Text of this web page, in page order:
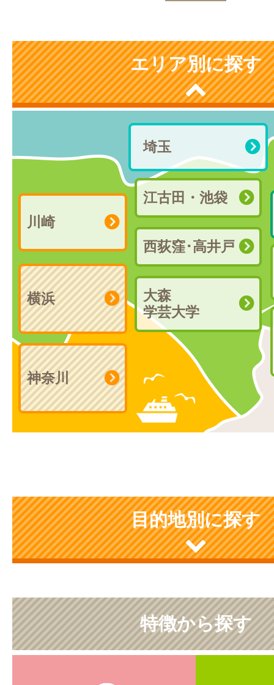
エリア別に探す
埼玉
神奈川
江古田・池袋
西荻窪･高井戸
大森
学芸大学
川崎
横浜
目的地別に探す
特徴から探す